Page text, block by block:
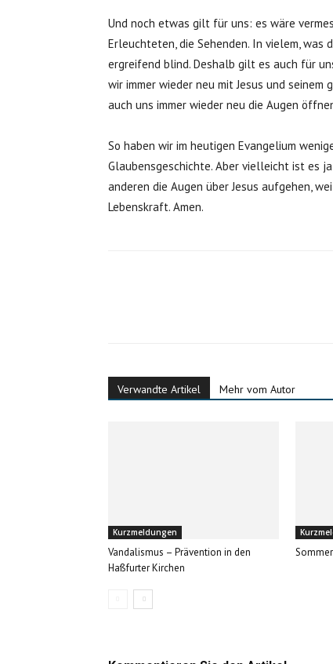
Und noch etwas gilt für uns: es wäre
Erleuchteten, die Sehenden. In vielem,
ergreifend blind. Deshalb gilt es auch für
wir immer wieder neu mit Jesus und seinem
auch uns immer wieder neu die Augen
So haben wir im heutigen Evangelium
Glaubensgeschichte. Aber vielleicht ist es
anderen die Augen über Jesus aufgehen,
Lebenskraft. Amen.
Verwandte Artikel Mehr vom Autor
Kurzmeldungen
Vandalismus – Prävention in den
Haßfurter Kirchen